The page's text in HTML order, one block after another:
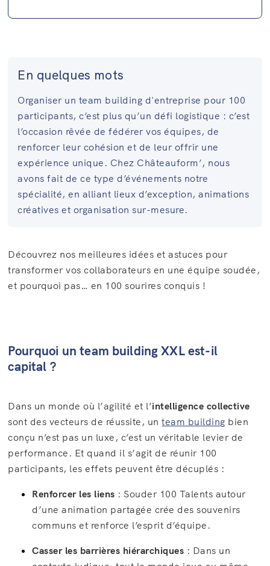
En quelques mots
Organiser un team building d'entreprise pour 100
participants, c’est plus qu’un défi logistique : c’est
l’occasion rêvée de fédérer vos équipes, de
renforcer leur cohésion et de leur offrir une
expérience unique. Chez Châteauform’, nous
avons fait de ce type d’événements notre
spécialité, en alliant lieux d’exception, animations
créatives et organisation sur-mesure.
Découvrez nos meilleures idées et astuces pour
transformer vos collaborateurs en une équipe soudée,
et pourquoi pas… en 100 sourires conquis !
Pourquoi un team building XXL est-il
capital ?
Dans un monde où l’agilité et l’intelligence collective
sont des vecteurs de réussite, unteam building bien
conçu n’est pas un luxe, c’est un véritable levier de
performance. Et quand il s’agit de réunir 100
participants, les effets peuvent être décuplés :
Renforcer les liens : Souder 100 Talents autour
d’une animation partagée crée des souvenirs
communs et renforce l’esprit d’équipe.
Casser les barrières hiérarchiques : Dans un